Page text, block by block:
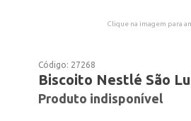
Clique na imagem para
Código: 27268
Biscoito Nestlé São
Produto indisponível